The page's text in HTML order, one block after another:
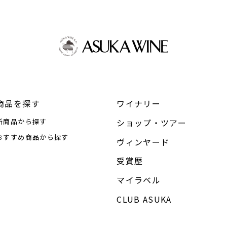
品を探す
商品から探す
すすめ商品から探す
ワイナリー
ショップ・ツアー
ヴィンヤード
受賞歴
マイラベル
CLUB ASUKA